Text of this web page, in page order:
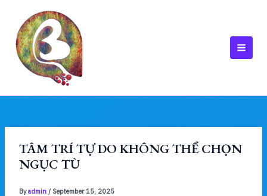
content
TÂM TRÍ TỰ DO KHÔNG THỂ CHỌN
NGỤC TÙ
Byadmin / September 15, 2025